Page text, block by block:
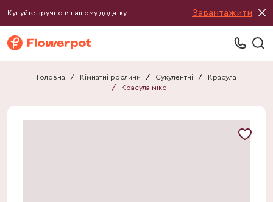
Купуйте зручно в нашому додатку Завантажити
Головна / Кімнатні рослини / Сукулентні /
Красула
/
Красула мікс